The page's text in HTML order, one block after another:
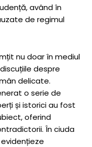
având în
de regimul
nu doar în mediul
despre
delicate.
o serie de
și istorici au fost
oferind
În ciuda